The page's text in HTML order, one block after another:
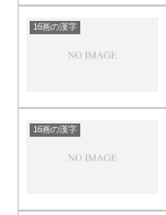
16画の漢字
16画の漢字